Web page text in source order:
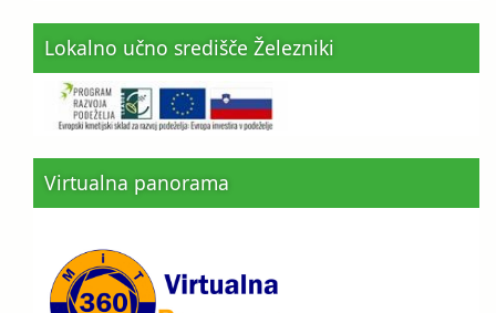
Lokalno učno središče Železniki
Virtualna panorama